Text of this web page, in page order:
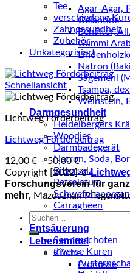
Agar-Agar,
Gelantine
Behälter,
Gummi
Natron
Sägemehl
Tsampa,
Weinstein,
Darmgesundheit
Heidelbergers
Woodies
Darmbadegerät
Natron, Soda,
Bittersalz
Petrolatum
Schwefel
Carragheen
Mehlersatz
Entsäuerung
Sennesschoten
diverse Kuren
Tee
verschiedene
Zahngesundheit
Zubehör
Unkategorisiert
Schnellansicht
Lichtweg Förderbeitrag
Lichtweg Förderbeitrag
12,00 € –50,00€
Copyright [2022] ©
Forschungsverein für
mehr, Mazdaznan
Suche
nach:
Lebensmittel
Küche
Erdnüsse